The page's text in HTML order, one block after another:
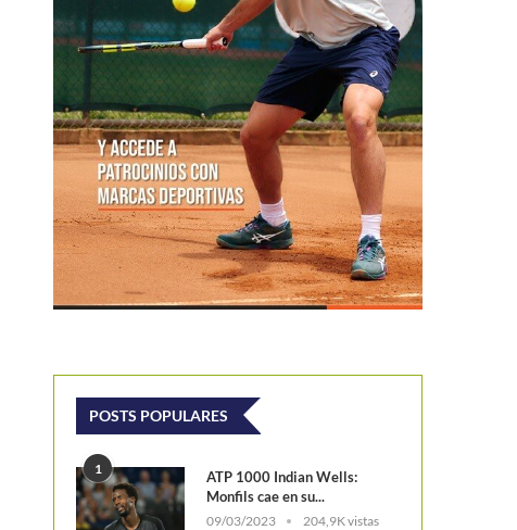
POSTS POPULARES
1
ATP 1000 Indian Wells:
Monfils cae en su...
09/03/2023 204,9K vistas